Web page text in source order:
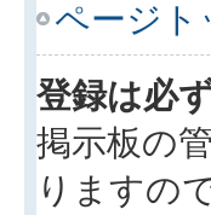
ページト
登録は必
掲示板の
りますの